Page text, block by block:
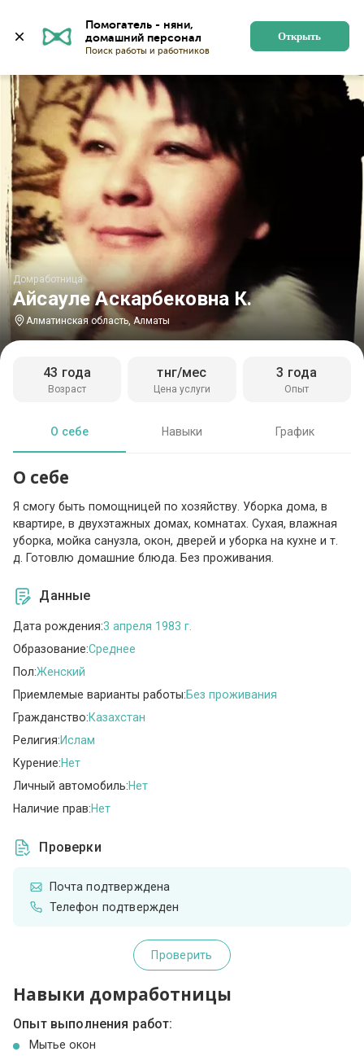
Помогатель - няни,
Поиск работы и работников
Открыть
Айсауле Аскарбековна К.
Домработница
Алматинская область, Алматы
Возраст
43 года
Цена услуги
тнг/мес
Опыт
3 года
О себе Навыки График
О себе
Я смогу быть помощницей по хозяйству. Уборка дома, в
квартире, в двухэтажных домах, комнатах. Сухая, влажная
уборка, мойка санузла, окон, дверей и уборка на кухне и т.
д. Готовлю домашние блюда. Без проживания.
Данные
Дата рождения:3 апреля 1983 г.
Образование:Среднее
Пол:Женский
Приемлемые варианты работы:Без проживания
Гражданство:Казахстан
Религия:Ислам
Курение:Нет
Личный автомобиль:Нет
Наличие прав:Нет
Проверки
Почта подтверждена
Телефон подтвержден
Проверить
Навыки домработницы
Опыт выполнения работ:
Мытье окон